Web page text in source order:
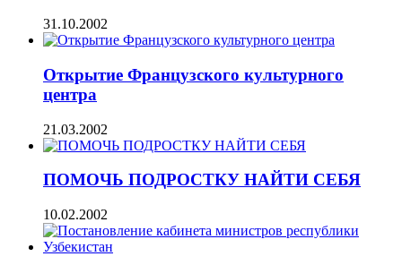
31.10.2002
Открытие Французского культурного
центра
21.03.2002
ПОМОЧЬ ПОДРОСТКУ НАЙТИ СЕБЯ
10.02.2002